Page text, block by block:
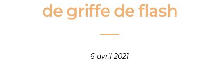
de griffe de flash
6 avril 2021